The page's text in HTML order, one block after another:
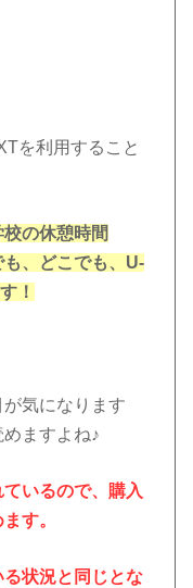
を利用すること
の休憩時間
、どこでも、U-
！
気になります
ますよね♪
いるので、購入
す。
状況と同じとな